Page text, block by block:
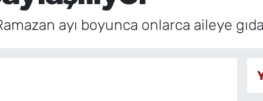
ayı boyunca onlarca aileye